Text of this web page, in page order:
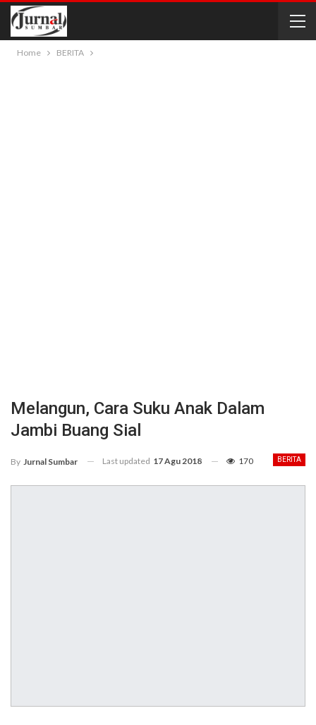
Home BERITA
Melangun, Cara Suku Anak Dalam
Jambi Buang Sial
BERITA
By Jurnal Sumbar Last updated 17 Agu 2018 170